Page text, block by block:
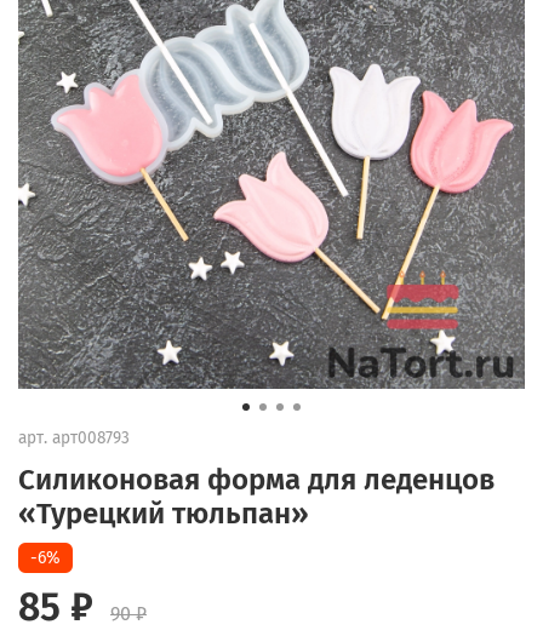
арт. арт008793
Силиконовая форма для леденцов
«Турецкий тюльпан»
-6%
85 ₽
90 ₽